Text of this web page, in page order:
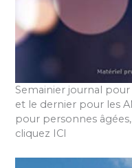
Semainier journal
et le dernier pour les
pour personnes
cliquez ICI